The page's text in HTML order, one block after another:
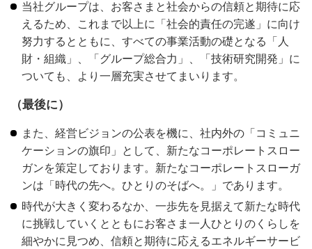
当社グループは、お客さまと社会からの信頼と期待に応
えるため、これまで以上に「社会的責任の完遂」に向け
努力するとともに、すべての事業活動の礎となる「人
財・組織」、「グループ総合力」、「技術研究開発」に
ついても、より一層充実させてまいります。
（最後に）
また、経営ビジョンの公表を機に、社内外の「コミュニ
ケーションの旗印」として、新たなコーポレートスロー
ガンを策定しております。新たなコーポレートスローガ
ンは「時代の先へ。ひとりのそばへ。」であります。
時代が大きく変わるなか、一歩先を見据えて新たな時代
に挑戦していくとともにお客さま一人ひとりのくらしを
細やかに見つめ、信頼と期待に応えるエネルギーサービ